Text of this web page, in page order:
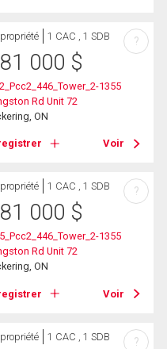
1 CAC , 1 SDB
000 $
1355
Rd Unit 72
ON
Voir
?
1 CAC , 1 SDB
000 $
1355
Rd Unit 72
ON
Voir
?
1 CAC , 1 SDB ?